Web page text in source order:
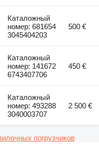
Каталожный
номер: 681654
3045404203
500 €
Каталожный
номер: 141672
6743407706
450 €
Каталожный
номер: 493288
3040003707
2 500 €
погрузчиков